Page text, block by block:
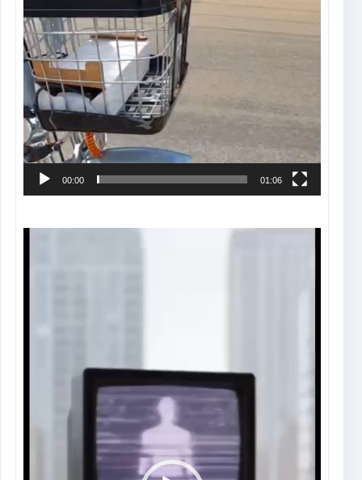
00:00 01:06